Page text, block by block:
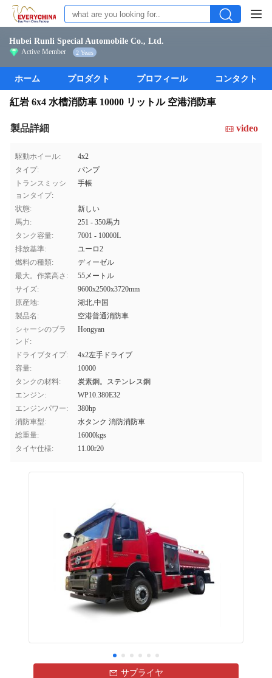
Hubei Runli Special Automobile Co., Ltd.
Active Member 2 Years
ホーム プロダクト プロフィール コンタクト
紅岩 6x4 水槽消防車 10000 リットル 空港消防車
製品詳細 video
駆動ホイール:
4x2
タイプ:
パンプ
トランスミッシ
ョンタイプ:
手帳
状態:
新しい
馬力:
251 - 350馬力
タンク容量:
7001 - 10000L
排放基準:
ユーロ2
燃料の種類:
ディーゼル
最大。作業高さ:
55メートル
サイズ:
9600x2500x3720mm
原産地:
湖北,中国
製品名:
空港普通消防車
シャーシのブラ
ンド:
Hongyan
ドライブタイプ:
4x2左手ドライブ
容量:
10000
タンクの材料:
炭素鋼。ステンレス鋼
エンジン:
WP10.380E32
エンジンパワー:
380hp
消防車型:
水タンク 消防消防車
総重量:
16000kgs
タイヤ仕様:
11.00r20
サプライヤ